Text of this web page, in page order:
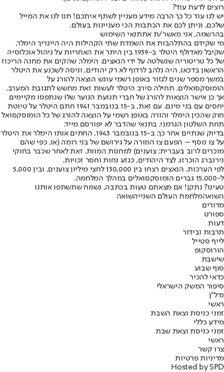
רוצים לדעת עוד?
יש לנו עוד כל כך הרבה מידע מעניין לשתף איתכם! תנו לנו את המייל
שלכם, וניתן לכם את הכתבות הכי מעניינות בעולם.
בהרשמה, אני מאשר/ת אתתנאי השימוש
מי שקידם בהתלהבות את השמדת שתי הקהילות היה היינריך הימלר,
שקיבל מאדולף היטלר ב-1939 בין היתר את האחריות על ניהול אוכלוסיה
של כל טריטוריה שנשלטה על ידי הנאצים. הימלר, שהקים את מחנה הריכוז
הראשון בדכאו, היה נלהב לרדוף לא רק יהודים, וניסה לשכנע את היטלר
במשך מספר שנים לגזור באופן רשמי עונש הוצאה להורג על
הומוסקסואלים. תחילה סירב היטלר לעשות זאת מחשש לתגובת המערב,
אך כן אישר הוצאות להורג של חברי תנועת הנוער שלו שנתפסו מקיימים
יחסים עם בני מינם. עם זאת, ב-15 בנובמבר 1941 חתם היטלר על טיוטת
חוק שהכין הימלר והורה באופן רשמי על הוצאה להורג של כל הומוסקסואל
תחת השלטון הגרמני, בתנאי שהדבר לא יפורסם מייד.
בדיוק שנתיים אחר כך, ב-15 בנובמבר 1943, החתים אותו הימלר את היטלר
על צו נוסף – הפעם צו המורה על גירושם של בני רומה (או, כפי שהם
מוכרים לרוב בעברית: צוענים) למחנות המוות. זאת לאחר שכבר בחוקי
נירנברג הוכרזו, לצד היהודים, כגזע נחות וחסר זכויות.
לפי הערכות, הנאצים רצחו בין 130,000 לחצי מיליון צוענים, ובין 5,000
ל-15,000 גברים הומוסקסואלים במהלך המלחמה.
טעינו? נתקן! אם מצאתם טעות בכתבה, נשמח שתשתפו אותנו
השואהמלחמת העולם השנייהשואה
מדורים
ספורט
דעות
תרבות ובידור
לייף סטייל
הורוסקופ
שישבת
סוף שבוע
כדאי להכיר
סיפור המשק הישראלי
נדל"ן
ראשי
זמני כניסת וצאת השבת
מידע כללי
זמני כניסת וצאת שבת
ראשי
צרו קשר
מדיניות פרטיות
Hosted by SPD